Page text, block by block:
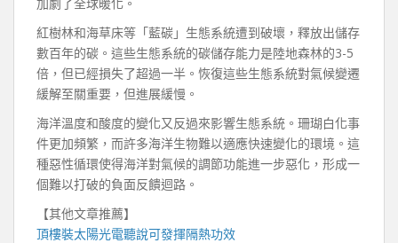
紅樹林和海草床等「藍碳」生態系統遭到破壞，釋放出儲存
數百年的碳。這些生態系統的碳儲存能力是陸地森林的3-5
倍，但已經損失了超過一半。恢復這些生態系統對氣候變遷
緩解至關重要，但進展緩慢。
海洋溫度和酸度的變化又反過來影響生態系統。珊瑚白化事
件更加頻繁，而許多海洋生物難以適應快速變化的環境。這
種惡性循環使得海洋對氣候的調節功能進一步惡化，形成一
個難以打破的負面反饋迴路。
【其他文章推薦】
頂樓裝太陽光電聽說可發揮隔熱功效